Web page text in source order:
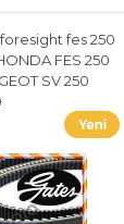
fes 250
FES 250
SV 250